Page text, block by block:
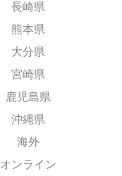
長崎県
熊本県
大分県
宮崎県
鹿児島県
沖縄県
海外
オンライン